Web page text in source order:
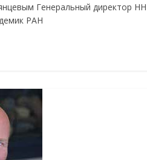
Генеральный директор
РАН